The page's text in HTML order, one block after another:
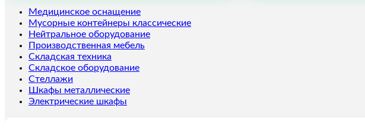
и
защелкой
г/
п
5,3
тн
Медицинское оснащение
Мусорные контейнеры классические
Нейтральное оборудование
Производственная мебель
Складская техника
Складское оборудование
Стеллажи
Шкафы металлические
Электрические шкафы